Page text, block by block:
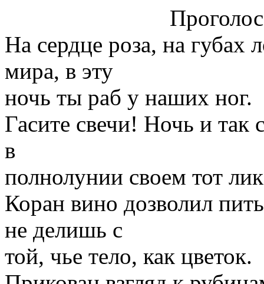
На сердце роза, на
мира, в эту
ночь ты раб у наших ног.
Гасите свечи! Ночь и так
в
полнолунии своем тот
Коран вино дозволил
не делишь с
той, чье тело, как цветок.